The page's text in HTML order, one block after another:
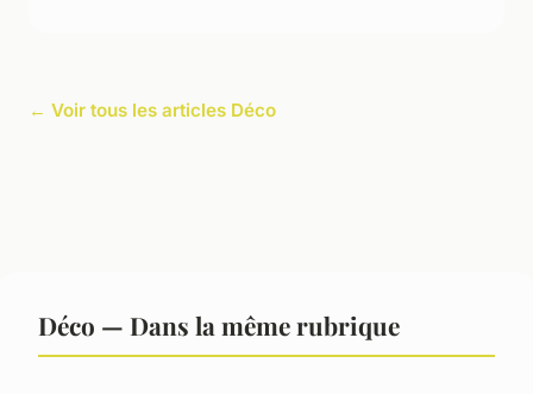
← Voir tous les articles Déco
Déco — Dans la même rubrique